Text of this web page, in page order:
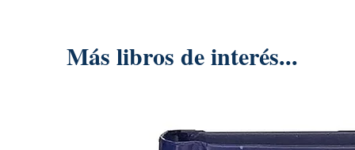
Más libros de interés...